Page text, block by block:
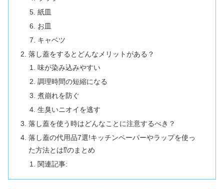
紙皿
お皿
キャベツ
落し蓋をするとどんなメリットがある？
味が染み込みやすい
調理時間の短縮になる
煮崩れを防ぐ
生臭いニオイを逃す
落し蓋を使う時はどんなことに注意するべき？
落し蓋の代用品7選!キッチンペーパーやラップを使っ
た方法とは⁉︎のまとめ
関連記事: